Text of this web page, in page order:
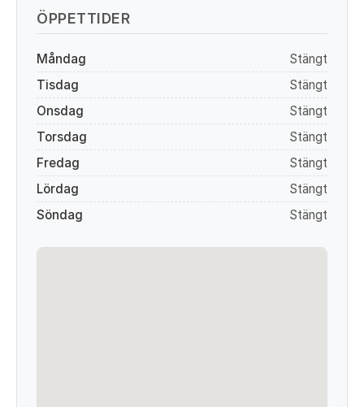
ÖPPETTIDER
Måndag
Stängt
Tisdag
Stängt
Onsdag
Stängt
Torsdag
Stängt
Fredag
Stängt
Lördag
Stängt
Söndag
Stängt